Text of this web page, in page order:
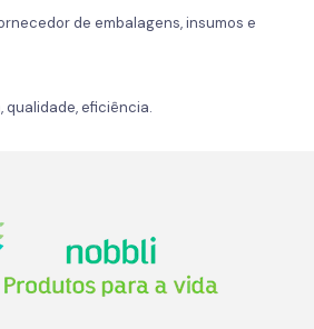
de embalagens, insumos e
qualidade, eficiência.